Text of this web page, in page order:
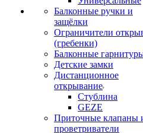
Балконные ручки и
защёлки
Ограничители
(гребенки)
Балконные
Детские замки
Дистанционное
открывание
Стублина
GEZE
Приточные клапаны
проветриватели